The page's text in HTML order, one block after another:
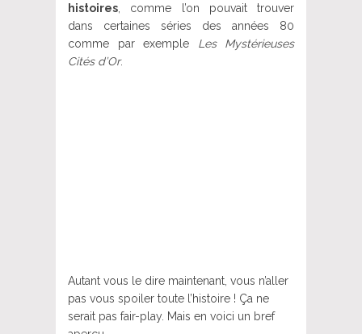
histoires , comme l’on pouvait trouver
dans certaines séries des années 80
comme par exemple Les Mystérieuses
Cités d’Or.
Autant vous le dire maintenant, vous n’aller
pas vous spoiler toute l’histoire ! Ça ne
serait pas fair-play. Mais en voici un bref